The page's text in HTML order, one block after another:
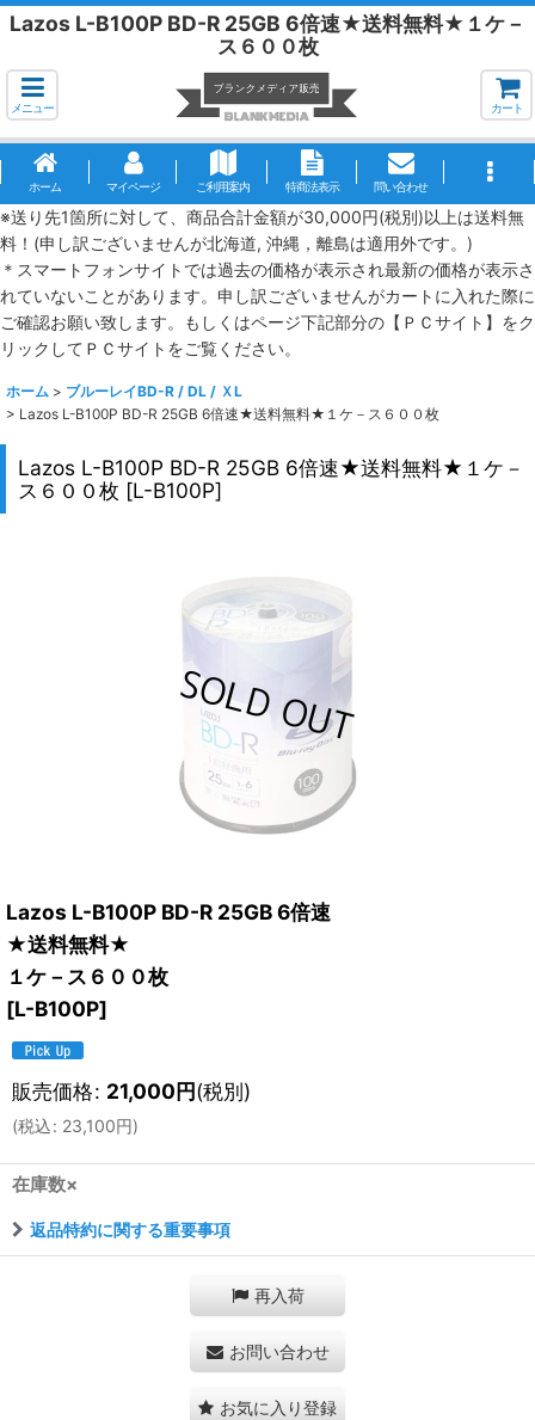
Lazos L-B100P BD-R 25GB 6倍速★送料無料★１ケ－
ス６００枚
メニュー カート
ホーム マイページ ご利用案内 特商法表示 問い合わせ
※送り先1箇所に対して、商品合計金額が30,000円(税別)以上は送料無
料！(申し訳ございませんが北海道, 沖縄，離島は適用外です。)
＊スマートフォンサイトでは過去の価格が表示され最新の価格が表示さ
れていないことがあります。申し訳ございませんがカートに入れた際に
ご確認お願い致します。もしくはページ下記部分の【ＰＣサイト】をク
リックしてＰＣサイトをご覧ください。
ホーム > ブルーレイBD-R / DL / ＸL
> Lazos L-B100P BD-R 25GB 6倍速★送料無料★１ケ－ス６００枚
Lazos L-B100P BD-R 25GB 6倍速★送料無料★１ケ－
ス６００枚 [L-B100P]
Lazos L-B100P BD-R 25GB 6倍速
★送料無料★
１ケ－ス６００枚
[L-B100P]
販売価格: 21,000円(税別)
(税込: 23,100円)
在庫数×
返品特約に関する重要事項
再入荷
お問い合わせ
お気に入り登録